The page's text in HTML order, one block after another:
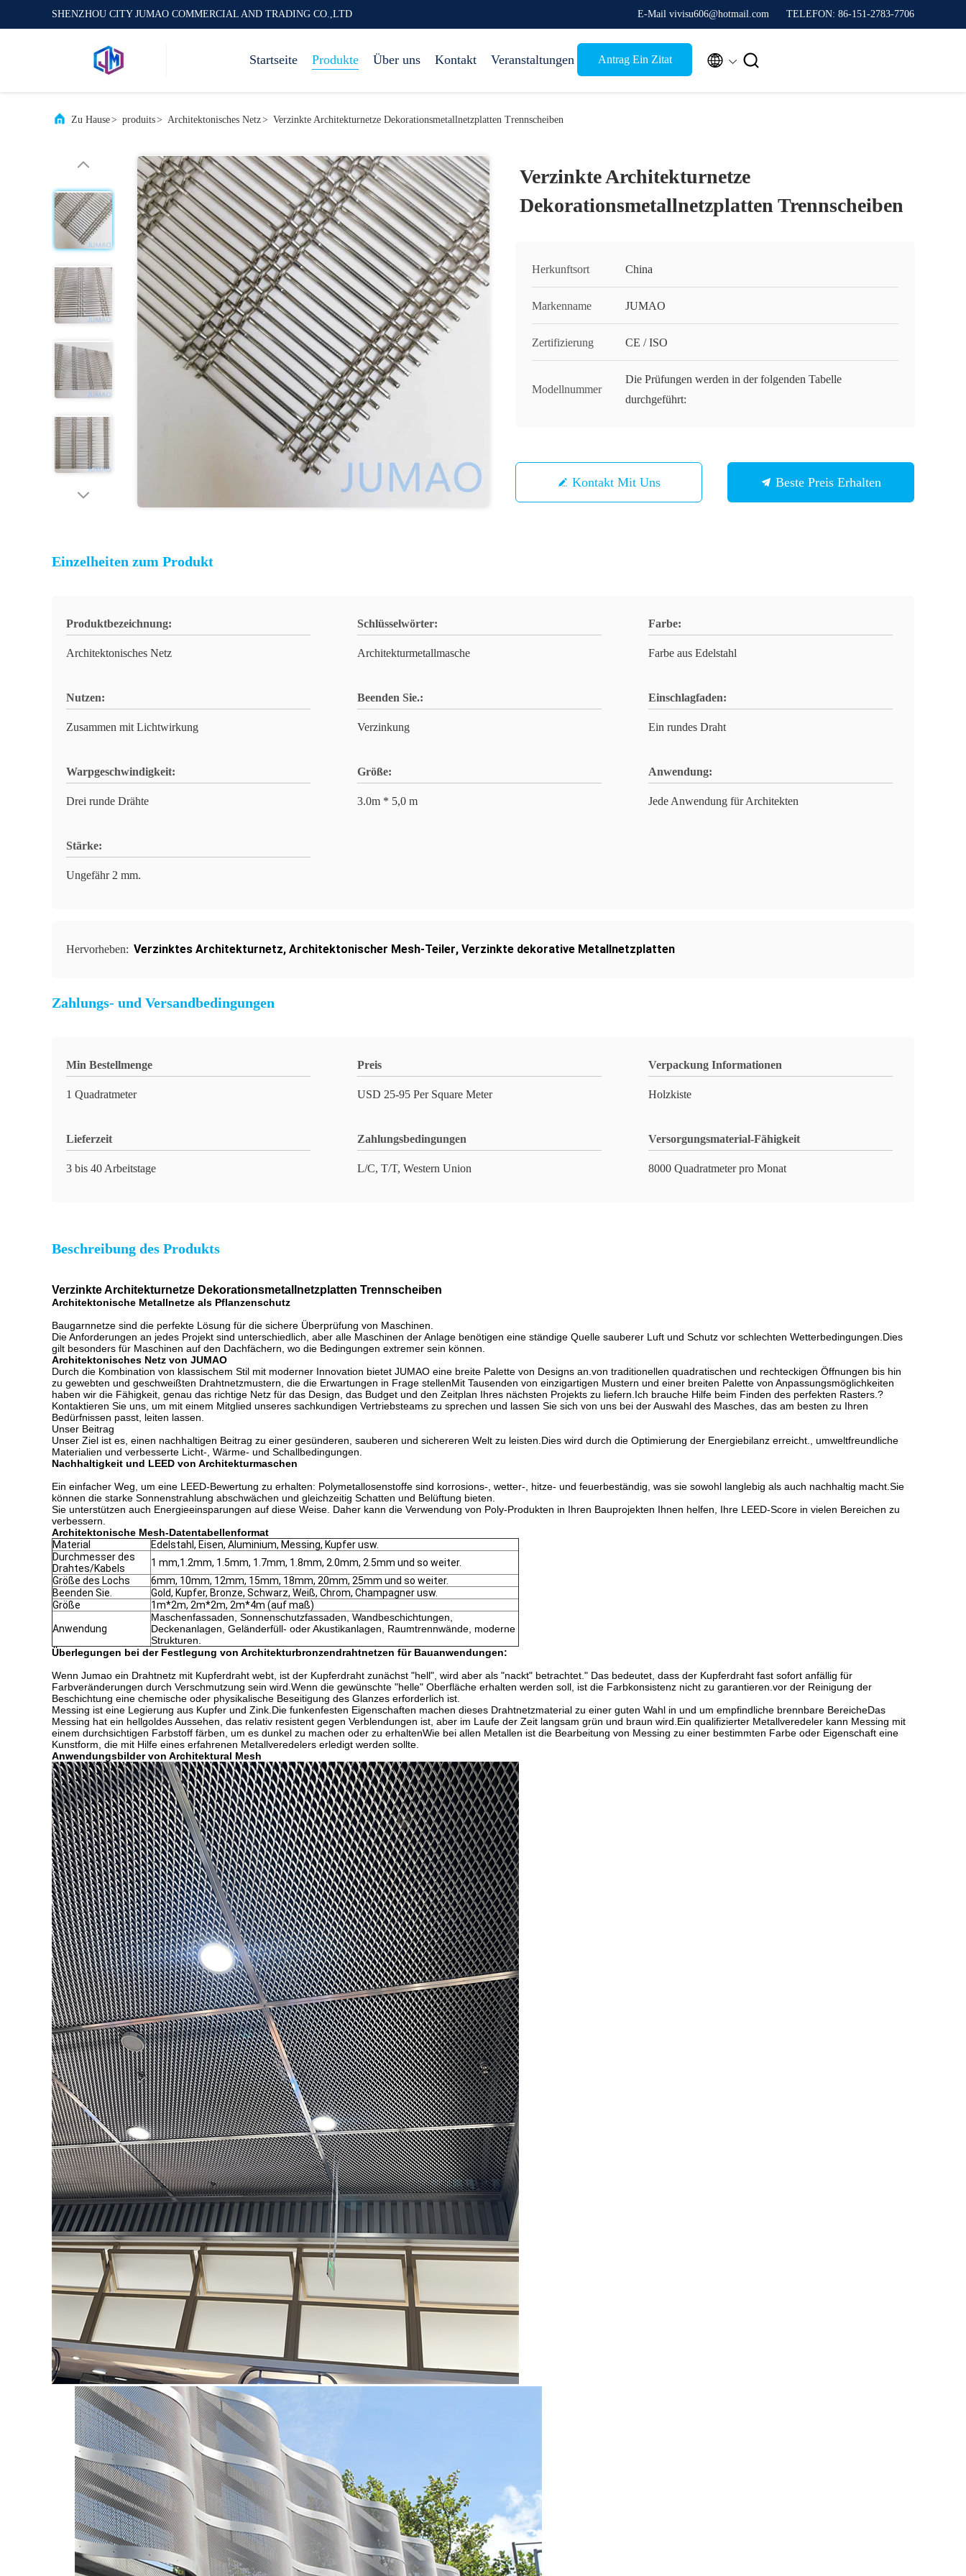
SHENZHOU CITY JUMAO COMMERCIAL AND TRADING CO.,LTD E-Mail vivisu606@hotmail.com TELEFON: 86-151-2783-7706
Startseite Produkte Über uns Kontakt Veranstaltungen Antrag Ein Zitat  
Zu Hause> produits> Architektonisches Netz> Verzinkte Architekturnetze Dekorationsmetallnetzplatten Trennscheiben
Verzinkte Architekturnetze
Dekorationsmetallnetzplatten Trennscheiben
Herkunftsort China
Markenname JUMAO
Zertifizierung CE / ISO
Modellnummer
Die Prüfungen werden in der folgenden Tabelle
durchgeführt:
Kontakt Mit Uns Beste Preis Erhalten
Einzelheiten zum Produkt
Produktbezeichnung:
Architektonisches Netz
Schlüsselwörter:
Architekturmetallmasche
Farbe:
Farbe aus Edelstahl
Nutzen:
Zusammen mit Lichtwirkung
Beenden Sie.:
Verzinkung
Einschlagfaden:
Ein rundes Draht
Warpgeschwindigkeit:
Drei runde Drähte
Größe:
3.0m * 5,0 m
Anwendung:
Jede Anwendung für Architekten
Stärke:
Ungefähr 2 mm.
Hervorheben: Verzinktes Architekturnetz, Architektonischer Mesh-Teiler, Verzinkte dekorative Metallnetzplatten
Zahlungs- und Versandbedingungen
Min Bestellmenge
1 Quadratmeter
Preis
USD 25-95 Per Square Meter
Verpackung Informationen
Holzkiste
Lieferzeit
3 bis 40 Arbeitstage
Zahlungsbedingungen
L/C, T/T, Western Union
Versorgungsmaterial-Fähigkeit
8000 Quadratmeter pro Monat
Beschreibung des Produkts
Verzinkte Architekturnetze Dekorationsmetallnetzplatten Trennscheiben
Architektonische Metallnetze als Pflanzenschutz
Baugarnnetze sind die perfekte Lösung für die sichere Überprüfung von Maschinen.
Die Anforderungen an jedes Projekt sind unterschiedlich, aber alle Maschinen der Anlage benötigen eine ständige Quelle sauberer Luft und Schutz vor schlechten Wetterbedingungen.Dies
gilt besonders für Maschinen auf den Dachfächern, wo die Bedingungen extremer sein können.
Architektonisches Netz von JUMAO
Durch die Kombination von klassischem Stil mit moderner Innovation bietet JUMAO eine breite Palette von Designs an.von traditionellen quadratischen und rechteckigen Öffnungen bis hin
zu gewebten und geschweißten Drahtnetzmustern, die die Erwartungen in Frage stellenMit Tausenden von einzigartigen Mustern und einer breiten Palette von Anpassungsmöglichkeiten
haben wir die Fähigkeit, genau das richtige Netz für das Design, das Budget und den Zeitplan Ihres nächsten Projekts zu liefern.Ich brauche Hilfe beim Finden des perfekten Rasters.?
Kontaktieren Sie uns, um mit einem Mitglied unseres sachkundigen Vertriebsteams zu sprechen und lassen Sie sich von uns bei der Auswahl des Masches, das am besten zu Ihren
Bedürfnissen passt, leiten lassen.
Unser Beitrag
Unser Ziel ist es, einen nachhaltigen Beitrag zu einer gesünderen, sauberen und sichereren Welt zu leisten.Dies wird durch die Optimierung der Energiebilanz erreicht., umweltfreundliche
Materialien und verbesserte Licht-, Wärme- und Schallbedingungen.
Nachhaltigkeit und LEED von Architekturmaschen
Ein einfacher Weg, um eine LEED-Bewertung zu erhalten: Polymetallosenstoffe sind korrosions-, wetter-, hitze- und feuerbeständig, was sie sowohl langlebig als auch nachhaltig macht.Sie
können die starke Sonnenstrahlung abschwächen und gleichzeitig Schatten und Belüftung bieten.
Sie unterstützen auch Energieeinsparungen auf diese Weise. Daher kann die Verwendung von Poly-Produkten in Ihren Bauprojekten Ihnen helfen, Ihre LEED-Score in vielen Bereichen zu
verbessern.
Architektonische Mesh-Datentabellenformat
Material
Edelstahl, Eisen, Aluminium, Messing, Kupfer usw.
Durchmesser des
Drahtes/Kabels
1 mm,1.2mm, 1.5mm, 1.7mm, 1.8mm, 2.0mm, 2.5mm und so weiter.
Größe des Lochs
6mm, 10mm, 12mm, 15mm, 18mm, 20mm, 25mm und so weiter.
Beenden Sie.
Gold, Kupfer, Bronze, Schwarz, Weiß, Chrom, Champagner usw.
Größe
1m*2m, 2m*2m, 2m*4m (auf maß)
Anwendung
Maschenfassaden, Sonnenschutzfassaden, Wandbeschichtungen,
Deckenanlagen, Geländerfüll- oder Akustikanlagen, Raumtrennwände, moderne
Strukturen.
Überlegungen bei der Festlegung von Architekturbronzendrahtnetzen für Bauanwendungen:
Wenn Jumao ein Drahtnetz mit Kupferdraht webt, ist der Kupferdraht zunächst "hell", wird aber als "nackt" betrachtet." Das bedeutet, dass der Kupferdraht fast sofort anfällig für
Farbveränderungen durch Verschmutzung sein wird.Wenn die gewünschte "helle" Oberfläche erhalten werden soll, ist die Farbkonsistenz nicht zu garantieren.vor der Reinigung der
Beschichtung eine chemische oder physikalische Beseitigung des Glanzes erforderlich ist.
Messing ist eine Legierung aus Kupfer und Zink.Die funkenfesten Eigenschaften machen dieses Drahtnetzmaterial zu einer guten Wahl in und um empfindliche brennbare BereicheDas
Messing hat ein hellgoldes Aussehen, das relativ resistent gegen Verblendungen ist, aber im Laufe der Zeit langsam grün und braun wird.Ein qualifizierter Metallveredeler kann Messing mit
einem durchsichtigen Farbstoff färben, um es dunkel zu machen oder zu erhaltenWie bei allen Metallen ist die Bearbeitung von Messing zu einer bestimmten Farbe oder Eigenschaft eine
Kunstform, die mit Hilfe eines erfahrenen Metallveredelers erledigt werden sollte.
Anwendungsbilder von Architektural Mesh